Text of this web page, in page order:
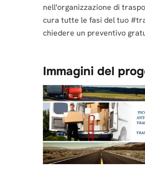
nell'organizzazione di
cura tutte le fasi del tuo
chiedere un preventivo
Immagini del